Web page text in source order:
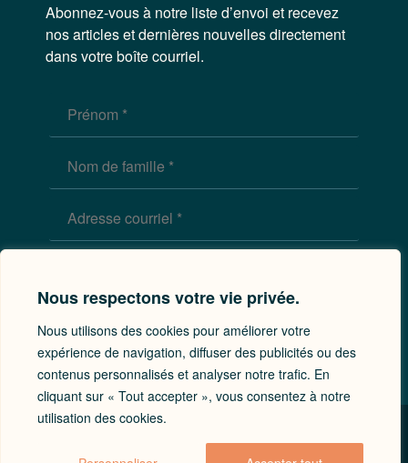
Nous respectons votre vie privée.
Nous utilisons des cookies pour améliorer votre
expérience de navigation, diffuser des publicités ou des
contenus personnalisés et analyser notre trafic. En
cliquant sur « Tout accepter », vous consentez à notre
utilisation des cookies.
Abonnez-vous à notre liste d’envoi et recevez
nos articles et dernières nouvelles directement
dans votre boîte courriel.
Un site de
Lx Collectif de Marque